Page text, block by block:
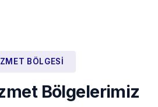
BÖLGESI
Bölgelerimiz